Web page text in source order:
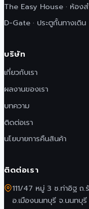
The Easy House · ห้องส
D-Gate · ประตูกั้นทางเดิน
บริษัท
เกี่ยวกับเรา
ผลงานของเรา
บทความ
ติดต่อเรา
นโยบายการคืนสินค้า
ติดต่อเรา
111/47 หมู่ 3 ซ.ท่าอิฐ ถ
อ.เมืองนนทบุรี จ.นนทบุรี